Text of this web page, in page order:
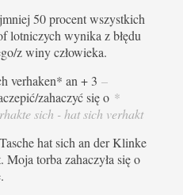
50 procent wszystkich
lotniczych wynika z błędu
z winy człowieka.
verhaken* an + 3 –
zahaczyć się o *
sich - hat sich verhakt
hat sich an der Klinke
Moja torba zahaczyła się o